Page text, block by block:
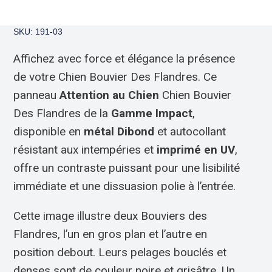
SKU: 191-03
Affichez avec force et élégance la présence
de votre Chien Bouvier Des Flandres. Ce
panneauAttention au Chien Chien Bouvier
Des Flandres de la Gamme Impact,
disponible en métal Dibond et autocollant
résistant aux intempéries et imprimé en UV,
offre un contraste puissant pour une lisibilité
immédiate et une dissuasion polie à l’entrée.
Cette image illustre deux Bouviers des
Flandres, l’un en gros plan et l’autre en
position debout. Leurs pelages bouclés et